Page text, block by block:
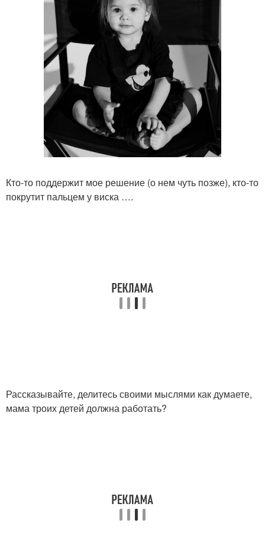
Кто-то поддержит мое решение (о нем чуть позже), кто-то
покрутит пальцем у виска ….
Рассказывайте, делитесь своими мыслями как думаете,
мама троих детей должна работать?